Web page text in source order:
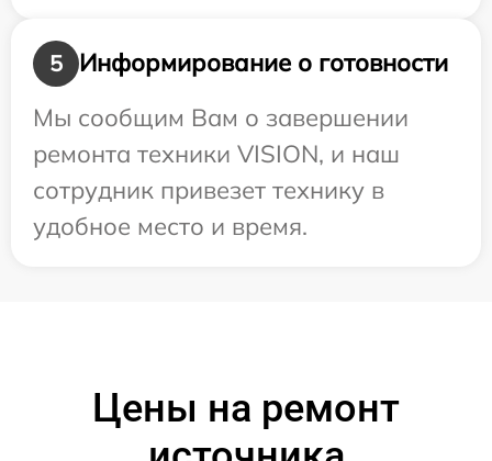
5
Информирование о готовности
Мы сообщим Вам о завершении
ремонта техники VISION, и наш
сотрудник привезет технику в
удобное место и время.
Цены на ремонт